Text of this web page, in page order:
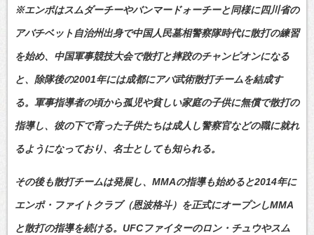
※エンポはスムダーチーやバンマードォーチーと同様に四川省の
アバチベット自治州出身で中国人民墓相警察隊時代に散打の練習
を始め、中国軍事競技大会で散打と摔跤のチャンピオンになる
と、除隊後の2001年には成都にアバ武術散打チームを結成す
る。軍事指導者の頃から孤児や貧しい家庭の子供に無償で散打の
指導し、彼の下で育った子供たちは成人し警察官などの職に就れ
るようになっており、名士としても知られる。
その後も散打チームは発展し、MMAの指導も始めると2014年に
エンポ・ファイトクラブ（恩波格斗）を正式にオープンしMMA
と散打の指導を続ける。UFCファイターのロン・チュウやスム